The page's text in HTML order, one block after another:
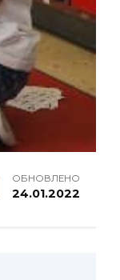
ОБНОВЛЕНО
24.01.2022